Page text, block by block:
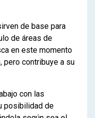
de base para
de áreas de
en este momento
pero contribuye a su
con las
posibilidad de